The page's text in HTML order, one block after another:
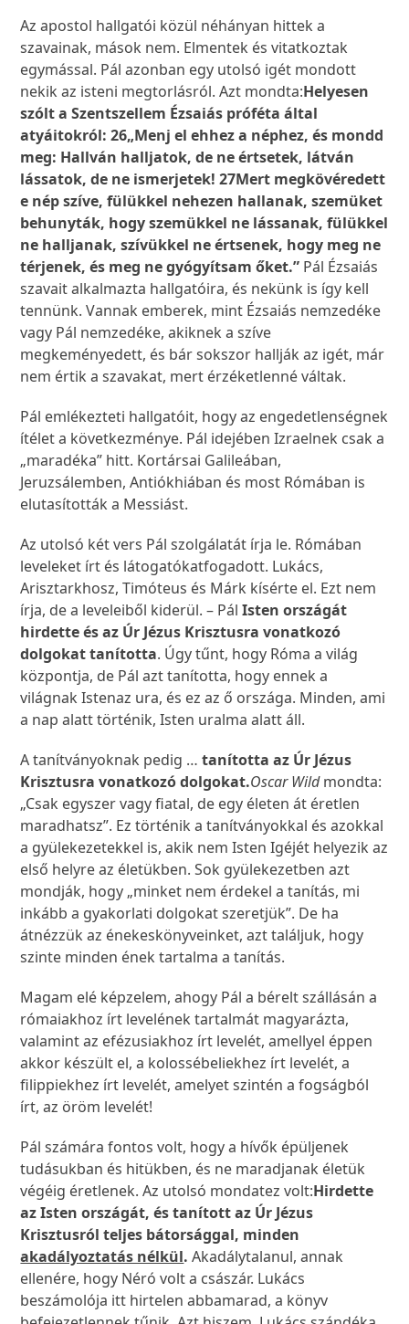
Az apostol hallgatói közül néhányan hittek a
szavainak, mások nem. Elmentek és vitatkoztak
egymással. Pál azonban egy utolsó igét mondott
nekik az isteni megtorlásról. Azt mondta:Helyesen
szólt a Szentszellem Ézsaiás próféta által
atyáitokról:26„Menj el ehhez a néphez, és mondd
meg: Hallván halljatok, de ne értsetek, látván
lássatok, de ne ismerjetek!27Mert megkövéredett
e nép szíve, fülükkel nehezen hallanak, szemüket
behunyták, hogy szemükkel ne lássanak, fülükkel
ne halljanak, szívükkel ne értsenek, hogy meg ne
térjenek, és meg ne gyógyítsam őket.” Pál Ézsaiás
szavait alkalmazta hallgatóira, és nekünk is így kell
tennünk. Vannak emberek, mint Ézsaiás nemzedéke
vagy Pál nemzedéke, akiknek a szíve
megkeményedett, és bár sokszor hallják az igét, már
nem értik a szavakat, mert érzéketlenné váltak.
Pál emlékezteti hallgatóit, hogy az engedetlenségnek
ítélet a következménye. Pál idejében Izraelnek csak a
„maradéka” hitt. Kortársai Galileában,
Jeruzsálemben, Antiókhiában és most Rómában is
elutasították a Messiást.
Az utolsó két vers Pál szolgálatát írja le. Rómában
leveleket írt és látogatókatfogadott. Lukács,
Arisztarkhosz, Timóteus és Márk kísérte el. Ezt nem
írja, de a leveleiből kiderül. – PálIsten országát
hirdette és az Úr Jézus Krisztusra vonatkozó
dolgokat tanította. Úgy tűnt, hogy Róma a világ
központja, de Pál azt tanította, hogy ennek a
világnak Istenaz ura, és ez az ő országa. Minden, ami
a nap alatt történik, Isten uralma alatt áll.
A tanítványoknak pedig …tanította az Úr Jézus
Krisztusra vonatkozó dolgokat.Oscar Wildmondta:
„Csak egyszer vagy fiatal, de egy életen át éretlen
maradhatsz”. Ez történik a tanítványokkal és azokkal
a gyülekezetekkel is, akik nem Isten Igéjét helyezik az
első helyre az életükben. Sok gyülekezetben azt
mondják, hogy „minket nem érdekel a tanítás, mi
inkább a gyakorlati dolgokat szeretjük”. De ha
átnézzük az énekeskönyveinket, azt találjuk, hogy
szinte minden ének tartalma a tanítás.
Magam elé képzelem, ahogy Pál a bérelt szállásán a
rómaiakhoz írt levelének tartalmát magyarázta,
valamint az efézusiakhoz írt levelét, amellyel éppen
akkor készült el, a kolossébeliekhez írt levelét, a
filippiekhez írt levelét, amelyet szintén a fogságból
írt, az öröm levelét!
Pál számára fontos volt, hogy a hívők épüljenek
tudásukban és hitükben, és ne maradjanak életük
végéig éretlenek. Az utolsó mondatez volt:Hirdette
az Isten országát, és tanított az Úr Jézus
Krisztusról teljes bátorsággal, minden
akadályoztatás nélkül. Akadálytalanul, annak
ellenére, hogy Néró volt a császár. Lukács
beszámolója itt hirtelen abbamarad, a könyv